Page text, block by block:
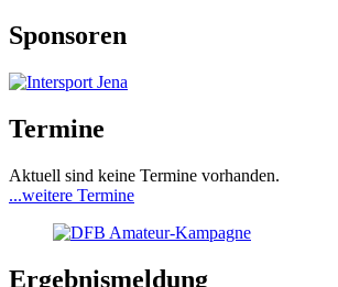
Sponsoren
Termine
Aktuell sind keine Termine vorhanden.
...weitere Termine
Ergebnismeldung